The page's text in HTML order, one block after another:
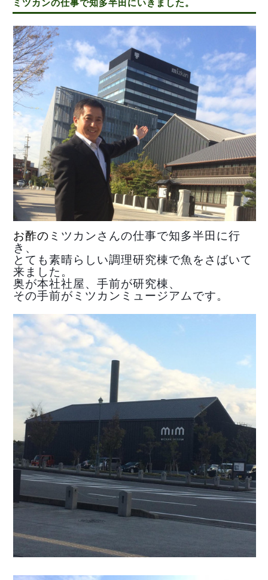
ミツカンの仕事で知多半田にいきました。
お酢の ミツカンさんの仕事で知多半田に行
き、
とても素晴らしい調理研究棟で魚をさばいて
来ました。
奥が本社社屋、手前が研究棟、
その手前がミツカンミュージアムです。